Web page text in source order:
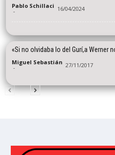
Pablo Schillaci
- 16/04/2024
«Si no olvidaba lo del Gurí,a Werner
Miguel Sebastián
- 27/11/2017